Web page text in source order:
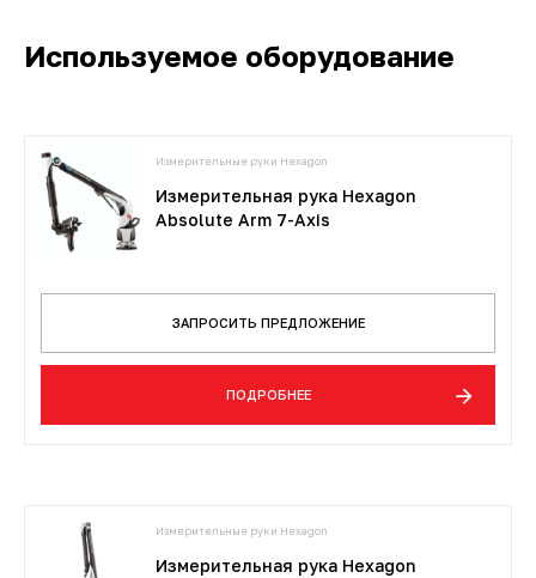
Используемое оборудование
Измерительные руки Hexagon
Измерительная рука Hexagon
Absolute Arm 7-Axis
ЗАПРОСИТЬ ПРЕДЛОЖЕНИЕ
ПОДРОБНЕЕ
Измерительные руки Hexagon
Измерительная рука Hexagon